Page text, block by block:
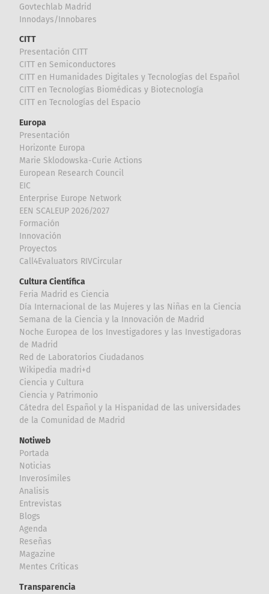
Govtechlab Madrid
Innodays/Innobares
CITT
Presentación CITT
CITT en Semiconductores
CITT en Humanidades Digitales y Tecnologías del Español
CITT en Tecnologías Biomédicas y Biotecnología
CITT en Tecnologías del Espacio
Europa
Presentación
Horizonte Europa
Marie Sklodowska-Curie Actions
European Research Council
EIC
Enterprise Europe Network
EEN SCALEUP 2026/2027
Formación
Innovación
Proyectos
Call4Evaluators RIVCircular
Cultura Científica
Feria Madrid es Ciencia
Día Internacional de las Mujeres y las Niñas en la Ciencia
Semana de la Ciencia y la Innovación de Madrid
Noche Europea de los Investigadores y las Investigadoras
de Madrid
Red de Laboratorios Ciudadanos
Wikipedia madri+d
Ciencia y Cultura
Ciencia y Patrimonio
Cátedra del Español y la Hispanidad de las universidades
de la Comunidad de Madrid
Notiweb
Portada
Noticias
Inverosímiles
Analisis
Entrevistas
Blogs
Agenda
Reseñas
Magazine
Mentes Críticas
Transparencia